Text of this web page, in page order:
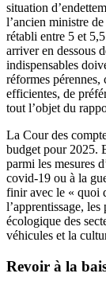
situation
l’ancien ministre
rétabli entre 5 et
arriver en dessous
indispensables
réformes pérennes,
efficientes, de
tout l’objet du
La Cour des
budget pour 2025.
parmi les mesures
covid-19 ou à la
finir avec le « quoi
l’apprentissage,
écologique des
véhicules et la
Revoir à la